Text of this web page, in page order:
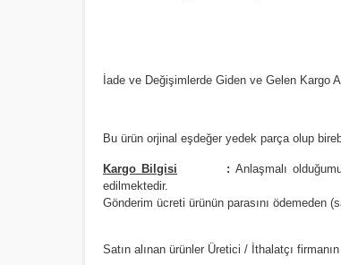
İade ve Değişimlerde Giden ve Gelen Kargo
Bu ürün orjinal eşdeğer yedek parça olup
Kargo Bilgisi : Anlaşmalı
edilmektedir.
Gönderim ücreti ürünün parasını ödemeden
Satın alınan ürünler Üretici / İthalatçı